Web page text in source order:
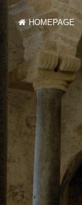
HOMEPAGE